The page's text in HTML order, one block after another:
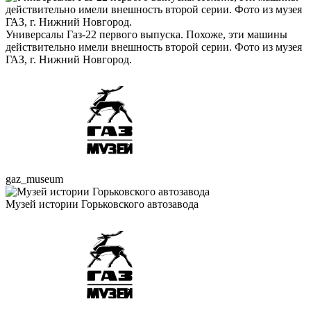
Универсалы Газ-22 первого выпуска. Похоже, эти машины
действительно имели внешность второй серии. Фото из музея
ГАЗ, г. Нижний Новгород.
gaz_museum
Музей истории Горьковского автозавода